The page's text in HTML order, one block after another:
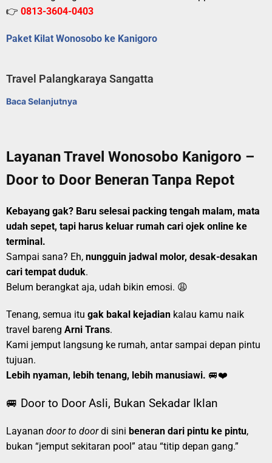
👉 0813-3604-0403
Paket Kilat Wonosobo ke Kanigoro
Travel Palangkaraya Sangatta
Baca Selanjutnya
Layanan Travel Wonosobo Kanigoro –
Door to Door Beneran Tanpa Repot
Kebayang gak? Baru selesai packing tengah malam, mata
udah sepet, tapi harus keluar rumah cari ojek online ke
terminal.
Sampai sana? Eh, nungguin jadwal molor, desak-desakan
cari tempat duduk.
Belum berangkat aja, udah bikin emosi. 😩
Tenang, semua itu gak bakal kejadian kalau kamu naik
travel bareng Arni Trans.
Kami jemput langsung ke rumah, antar sampai depan pintu
tujuan.
Lebih nyaman, lebih tenang, lebih manusiawi. 🚐❤️
🚐 Door to Door Asli, Bukan Sekadar Iklan
Layanan door to doordi sini beneran dari pintu ke pintu,
bukan “jemput sekitaran pool” atau “titip depan gang.”